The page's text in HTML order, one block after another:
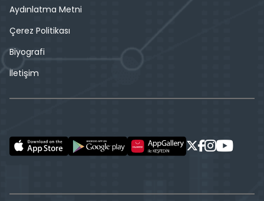
Aydınlatma Metni
Çerez Politikası
Biyografi
İletişim